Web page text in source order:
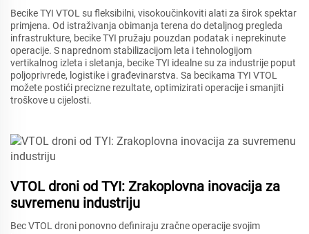
Becike TYI VTOL su fleksibilni, visokoučinkoviti alati za širok spektar
primjena. Od istraživanja obimanja terena do detaljnog pregleda
infrastrukture, becike TYI pružaju pouzdan podatak i neprekinute
operacije. S naprednom stabilizacijom leta i tehnologijom
vertikalnog izleta i sletanja, becike TYI idealne su za industrije poput
poljoprivrede, logistike i građevinarstva. Sa becikama TYI VTOL
možete postići precizne rezultate, optimizirati operacije i smanjiti
troškove u cijelosti.
VTOL droni od TYI: Zrakoplovna inovacija za
suvremenu industriju
Bec VTOL droni ponovno definiraju zračne operacije svojim